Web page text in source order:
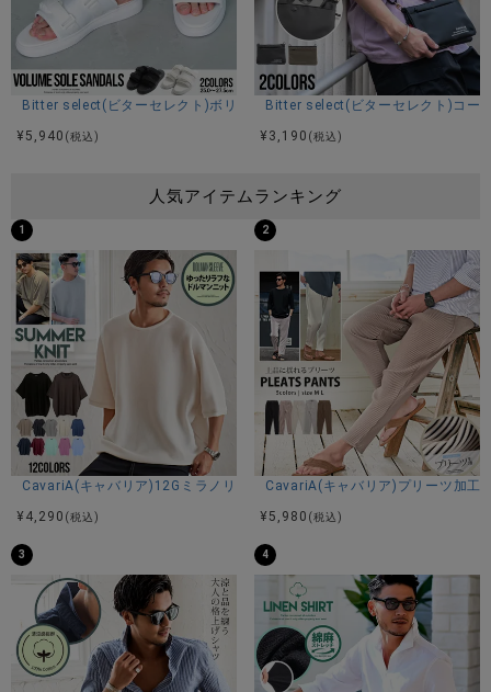
Bitter select(ビターセレクト)ボリューミーソールサンダル/全2色
¥ 5,940 (税込)
Bitter select(ビターセレクト)コー
¥ 3,190 (税込)
人気アイテムランキング
1
CavariA(キャバリア)12Gミラノリブクルーネックドルマンハーフスリー
¥ 4,290 (税込)
2
CavariA(キャバリア)プリーツ加工
¥ 5,980 (税込)
3 4